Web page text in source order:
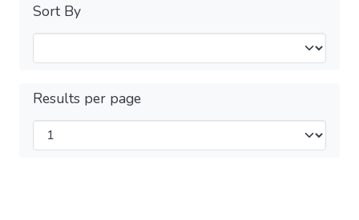
Sort By
Results per page